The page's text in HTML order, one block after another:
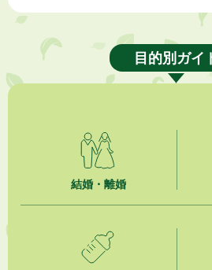
2026年8月6日
熱中症対策「クーリングシェルター」の設置
2026年8月6日
「お茶を知る・体験する講座」を開催します
2026年8月5日
掛川市広告入り窓口封筒無償提供者募集
目的別ガイ
結婚・離婚